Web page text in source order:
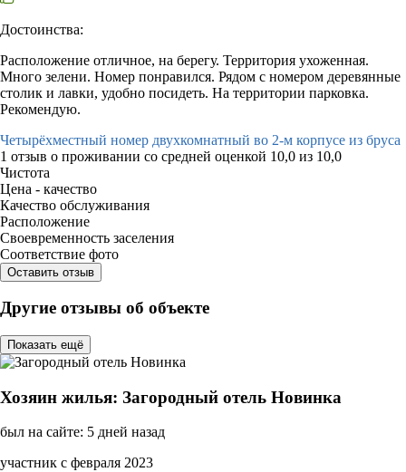
Достоинства:
Расположение отличное, на берегу. Территория ухоженная.
Много зелени. Номер понравился. Рядом с номером деревянные
столик и лавки, удобно посидеть. На территории парковка.
Рекомендую.
Четырёхместный номер двухкомнатный во 2-м корпусе из бруса
1 отзыв о проживании со средней оценкой 10,0 из 10,0
Чистота
Цена - качество
Качество обслуживания
Расположение
Своевременность заселения
Соответствие фото
Оставить отзыв
Другие отзывы об объекте
Показать ещё
Хозяин жилья: Загородный отель Новинка
был на сайте: 5 дней назад
участник с февраля 2023